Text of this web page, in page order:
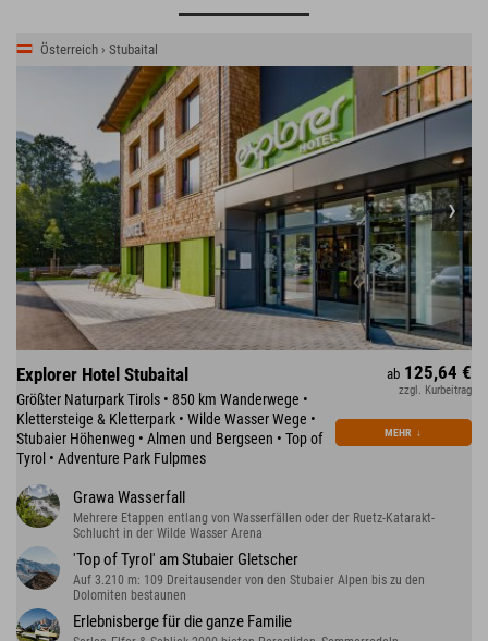
Österreich › Stubaital
Explorer Hotel Stubaital
Größter Naturpark Tirols • 850 km Wanderwege •
Klettersteige & Kletterpark • Wilde Wasser Wege •
Stubaier Höhenweg • Almen und Bergseen • Top of
Tyrol • Adventure Park Fulpmes
ab 125,64 €
zzgl. Kurbeitrag
MEHR ↓
Grawa Wasserfall
Mehrere Etappen entlang von Wasserfällen oder der Ruetz-Katarakt-
Schlucht in der Wilde Wasser Arena
'Top of Tyrol' am Stubaier Gletscher
Auf 3.210 m: 109 Dreitausender von den Stubaier Alpen bis zu den
Dolomiten bestaunen
Erlebnisberge für die ganze Familie